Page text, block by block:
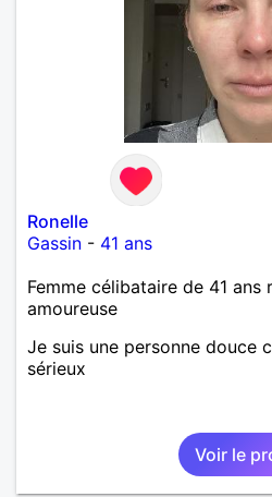
Ronelle
Gassin - 41 ans
Femme célibataire de 41 ans
amoureuse
Je suis une personne douce
sérieux
Voir le